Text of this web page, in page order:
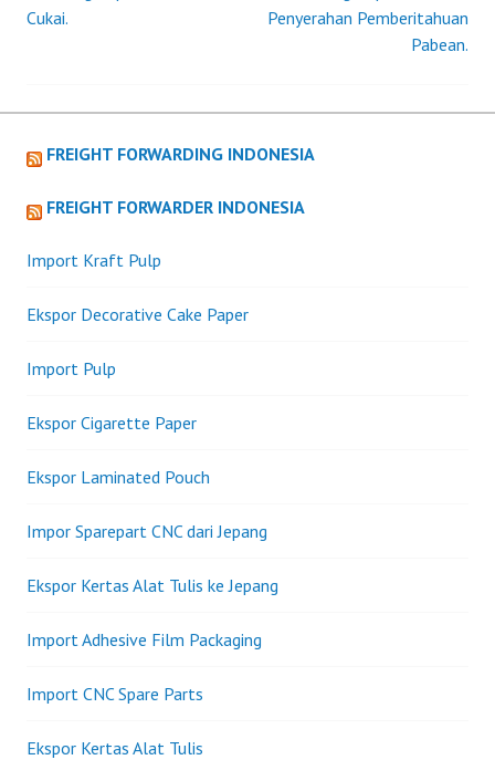
ATAS
BARANG
PAJAK
Cukai.
Penyerahan Pemberitahuan
Pabean.
FREIGHT FORWARDING INDONESIA
FREIGHT FORWARDER INDONESIA
Import Kraft Pulp
Ekspor Decorative Cake Paper
Import Pulp
Ekspor Cigarette Paper
Ekspor Laminated Pouch
Impor Sparepart CNC dari Jepang
Ekspor Kertas Alat Tulis ke Jepang
Import Adhesive Film Packaging
Import CNC Spare Parts
Ekspor Kertas Alat Tulis